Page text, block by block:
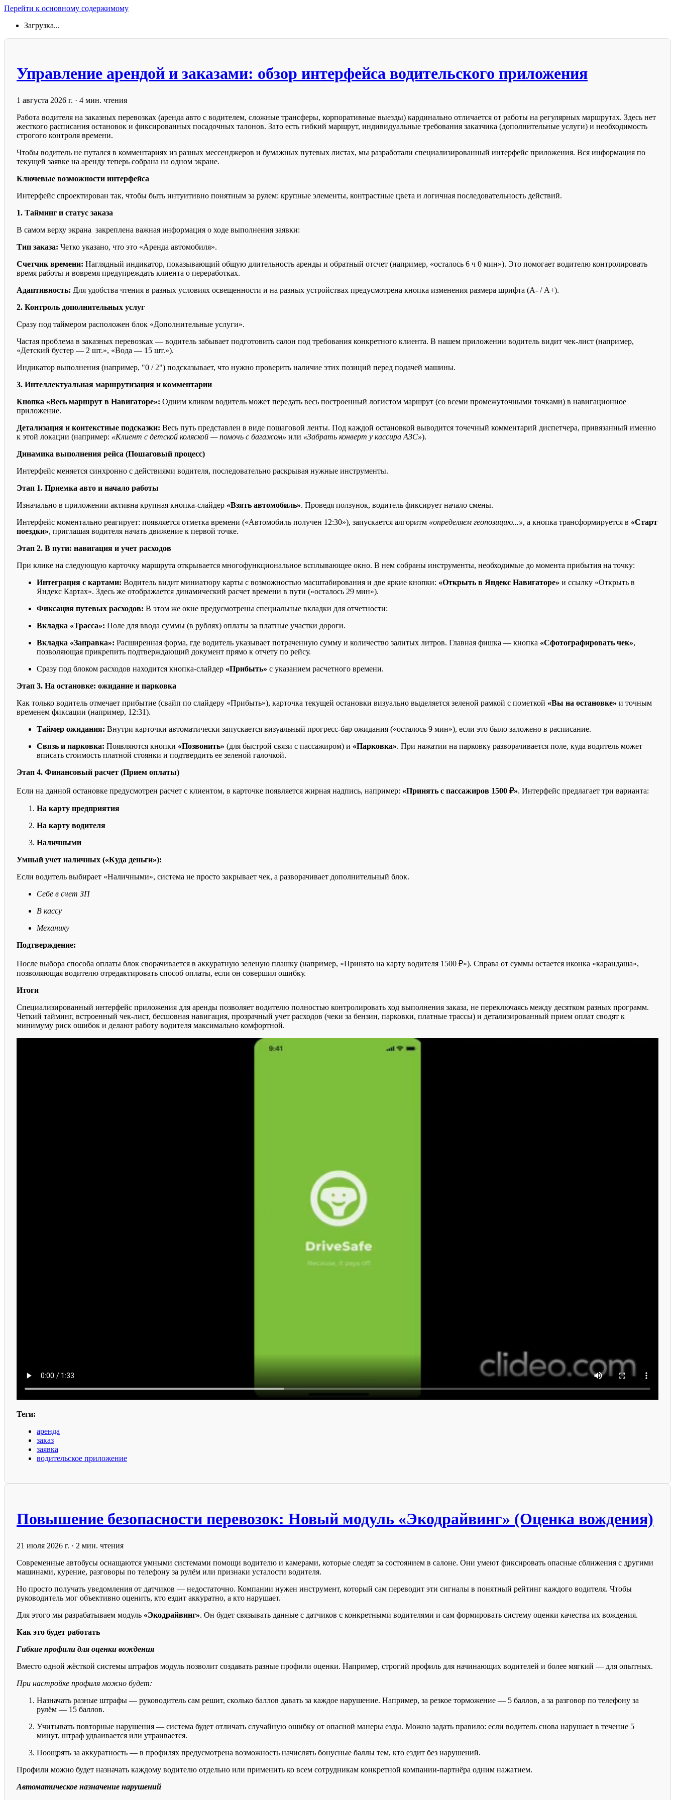
Перейти к основному содержимому
Загрузка...
Управление арендой и заказами: обзор интерфейса водительского приложения
1 августа 2026 г. · 4 мин. чтения
Работа водителя на заказных перевозках (аренда авто с водителем, сложные трансферы, корпоративные выезды) кардинально отличается от работы на регулярных маршрутах. Здесь нет
жесткого расписания остановок и фиксированных посадочных талонов. Зато есть гибкий маршрут, индивидуальные требования заказчика (дополнительные услуги) и необходимость
строгого контроля времени.
Чтобы водитель не путался в комментариях из разных мессенджеров и бумажных путевых листах, мы разработали специализированный интерфейс приложения. Вся информация по
текущей заявке на аренду теперь собрана на одном экране.
Ключевые возможности интерфейса
Интерфейс спроектирован так, чтобы быть интуитивно понятным за рулем: крупные элементы, контрастные цвета и логичная последовательность действий.
1. Тайминг и статус заказа
В самом верху экрана закреплена важная информация о ходе выполнения заявки:
Тип заказа: Четко указано, что это «Аренда автомобиля».
Счетчик времени: Наглядный индикатор, показывающий общую длительность аренды и обратный отсчет (например, «осталось 6 ч 0 мин»). Это помогает водителю контролировать
время работы и вовремя предупреждать клиента о переработках.
Адаптивность: Для удобства чтения в разных условиях освещенности и на разных устройствах предусмотрена кнопка изменения размера шрифта (А- / А+).
2. Контроль дополнительных услуг
Сразу под таймером расположен блок «Дополнительные услуги».
Частая проблема в заказных перевозках — водитель забывает подготовить салон под требования конкретного клиента. В нашем приложении водитель видит чек-лист (например,
«Детский бустер — 2 шт.», «Вода — 15 шт.»).
Индикатор выполнения (например, "0 / 2") подсказывает, что нужно проверить наличие этих позиций перед подачей машины.
3. Интеллектуальная маршрутизация и комментарии
Кнопка «Весь маршрут в Навигаторе»: Одним кликом водитель может передать весь построенный логистом маршрут (со всеми промежуточными точками) в навигационное
приложение.
Детализация и контекстные подсказки: Весь путь представлен в виде пошаговой ленты. Под каждой остановкой выводится точечный комментарий диспетчера, привязанный именно
к этой локации (например: «Клиент с детской коляской — помочь с багажом» или «Забрать конверт у кассира АЗС»).
Динамика выполнения рейса (Пошаговый процесс)
Интерфейс меняется синхронно с действиями водителя, последовательно раскрывая нужные инструменты.
Этап 1. Приемка авто и начало работы
Изначально в приложении активна крупная кнопка-слайдер «Взять автомобиль». Проведя ползунок, водитель фиксирует начало смены.
Интерфейс моментально реагирует: появляется отметка времени («Автомобиль получен 12:30»), запускается алгоритм «определяем геопозицию...», а кнопка трансформируется в «Старт
поездки», приглашая водителя начать движение к первой точке.
Этап 2. В пути: навигация и учет расходов
При клике на следующую карточку маршрута открывается многофункциональное всплывающее окно. В нем собраны инструменты, необходимые до момента прибытия на точку:
Интеграция с картами: Водитель видит миниатюру карты с возможностью масштабирования и две яркие кнопки: «Открыть в Яндекс Навигаторе» и ссылку «Открыть в
Яндекс Картах». Здесь же отображается динамический расчет времени в пути («осталось 29 мин»).
Фиксация путевых расходов: В этом же окне предусмотрены специальные вкладки для отчетности:
Вкладка «Трасса»: Поле для ввода суммы (в рублях) оплаты за платные участки дороги.
Вкладка «Заправка»: Расширенная форма, где водитель указывает потраченную сумму и количество залитых литров. Главная фишка — кнопка «Сфотографировать чек»,
позволяющая прикрепить подтверждающий документ прямо к отчету по рейсу.
Сразу под блоком расходов находится кнопка-слайдер «Прибыть» с указанием расчетного времени.
Этап 3. На остановке: ожидание и парковка
Как только водитель отмечает прибытие (свайп по слайдеру «Прибыть»), карточка текущей остановки визуально выделяется зеленой рамкой с пометкой «Вы на остановке» и точным
временем фиксации (например, 12:31).
Таймер ожидания: Внутри карточки автоматически запускается визуальный прогресс-бар ожидания («осталось 9 мин»), если это было заложено в расписание.
Связь и парковка: Появляются кнопки «Позвонить» (для быстрой связи с пассажиром) и «Парковка». При нажатии на парковку разворачивается поле, куда водитель может
вписать стоимость платной стоянки и подтвердить ее зеленой галочкой.
Этап 4. Финансовый расчет (Прием оплаты)
Если на данной остановке предусмотрен расчет с клиентом, в карточке появляется жирная надпись, например: «Принять с пассажиров 1500 ₽». Интерфейс предлагает три варианта:
На карту предприятия
На карту водителя
Наличными
Умный учет наличных («Куда деньги»):
Если водитель выбирает «Наличными», система не просто закрывает чек, а разворачивает дополнительный блок.
Себе в счет ЗП
В кассу
Механику
Подтверждение:
После выбора способа оплаты блок сворачивается в аккуратную зеленую плашку (например, «Принято на карту водителя 1500 ₽»). Справа от суммы остается иконка «карандаша»,
позволяющая водителю отредактировать способ оплаты, если он совершил ошибку.
Итоги
Специализированный интерфейс приложения для аренды позволяет водителю полностью контролировать ход выполнения заказа, не переключаясь между десятком разных программ.
Четкий тайминг, встроенный чек-лист, бесшовная навигация, прозрачный учет расходов (чеки за бензин, парковки, платные трассы) и детализированный прием оплат сводят к
минимуму риск ошибок и делают работу водителя максимально комфортной.
Теги:
аренда
заказ
заявка
водительское приложение
Повышение безопасности перевозок: Новый модуль «Экодрайвинг» (Оценка вождения)
21 июля 2026 г. · 2 мин. чтения
Современные автобусы оснащаются умными системами помощи водителю и камерами, которые следят за состоянием в салоне. Они умеют фиксировать опасные сближения с другими
машинами, курение, разговоры по телефону за рулём или признаки усталости водителя.
Но просто получать уведомления от датчиков — недостаточно. Компании нужен инструмент, который сам переводит эти сигналы в понятный рейтинг каждого водителя. Чтобы
руководитель мог объективно оценить, кто ездит аккуратно, а кто нарушает.
Для этого мы разрабатываем модуль «Экодрайвинг». Он будет связывать данные с датчиков с конкретными водителями и сам формировать систему оценки качества их вождения.
Как это будет работать
Гибкие профили для оценки вождения
Вместо одной жёсткой системы штрафов модуль позволит создавать разные профили оценки. Например, строгий профиль для начинающих водителей и более мягкий — для опытных.
При настройке профиля можно будет:
Назначать разные штрафы — руководитель сам решит, сколько баллов давать за каждое нарушение. Например, за резкое торможение — 5 баллов, а за разговор по телефону за
рулём — 15 баллов.
Учитывать повторные нарушения — система будет отличать случайную ошибку от опасной манеры езды. Можно задать правило: если водитель снова нарушает в течение 5
минут, штраф удваивается или утраивается.
Поощрять за аккуратность — в профилях предусмотрена возможность начислять бонусные баллы тем, кто ездит без нарушений.
Профили можно будет назначать каждому водителю отдельно или применить ко всем сотрудникам конкретной компании-партнёра одним нажатием.
Автоматическое назначение нарушений